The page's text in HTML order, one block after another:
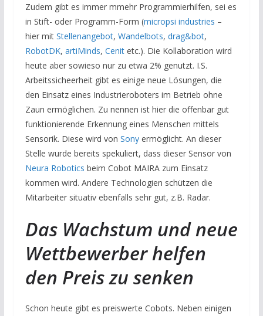
Zudem gibt es immer mmehr Programmierhilfen, sei es
in Stift- oder Programm-Form (micropsi industries –
hier mit Stellenangebot, Wandelbots, drag&bot,
RobotDK, artiMinds, Cenitetc.). Die Kollaboration wird
heute aber sowieso nur zu etwa 2% genutzt. I.S.
Arbeitssicheerheit gibt es einige neue Lösungen, die
den Einsatz eines Industrieroboters im Betrieb ohne
Zaun ermöglichen. Zu nennen ist hier die offenbar gut
funktionierende Erkennung eines Menschen mittels
Sensorik. Diese wird von Sonyermöglicht. An dieser
Stelle wurde bereits spekuliert, dass dieser Sensor von
Neura Robotics beim Cobot MAIRA zum Einsatz
kommen wird. Andere Technologien schützen die
Mitarbeiter situativ ebenfalls sehr gut, z.B. Radar.
Das Wachstum und neue
Wettbewerber helfen
den Preis zu senken
Schon heute gibt es preiswerte Cobots. Neben einigen